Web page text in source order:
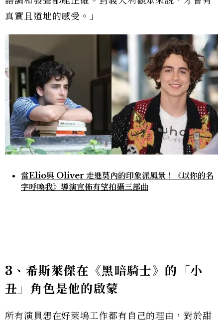
真實且道地的感受。」
當Elio與 Oliver 走進莫內的印象派風景！《以你的名
字呼喚我》導演宣佈有望拍攝三部曲
3 、希斯萊傑在 《黑暗騎士》的「小
丑」角色是他的啟蒙
所有演員想在好萊塢工作都有自己的理由，對於甜